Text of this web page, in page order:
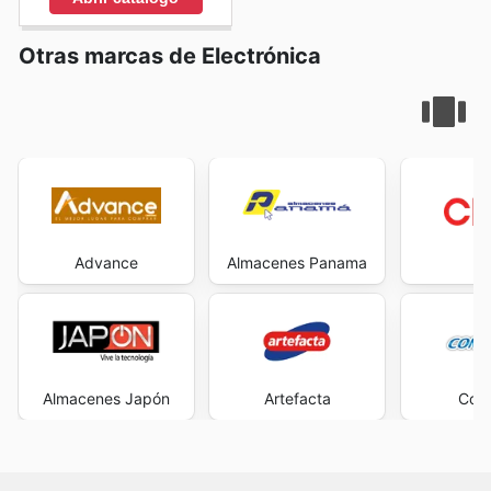
Otras marcas de Electrónica
Advance
Almacenes Japón
Almacenes Panama
Artefacta